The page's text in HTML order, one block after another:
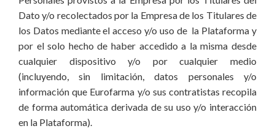
Dato y/o recolectados por la Empresa de los Titulares de
los Datos mediante el acceso y/o uso de la Plataforma y
por el solo hecho de haber accedido a la misma desde
cualquier dispositivo y/o por cualquier medio
(incluyendo, sin limitación, datos personales y/o
información que Eurofarma y/o sus contratistas recopila
de forma automática derivada de su uso y/o interacción
en la Plataforma).